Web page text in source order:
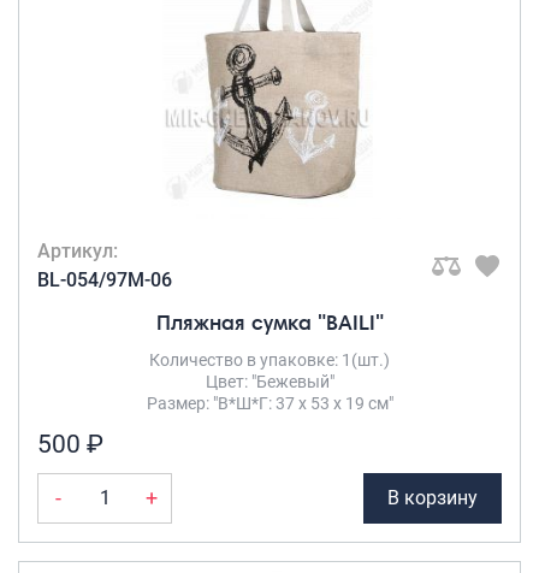
Артикул:
BL-054/97M-06
Пляжная сумка "BAILI"
Количество в упаковке: 1(шт.)
Цвет: "Бежевый"
Размер: "В*Ш*Г: 37 х 53 х 19 см"
500 ₽
- + В корзину